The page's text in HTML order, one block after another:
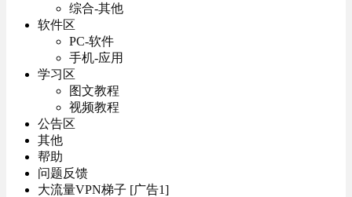
综合-其他
软件区
PC-软件
手机-应用
学习区
图文教程
视频教程
公告区
其他
帮助
问题反馈
大流量VPN梯子 [广告1]